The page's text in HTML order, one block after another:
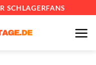
SCHLAGERFANS